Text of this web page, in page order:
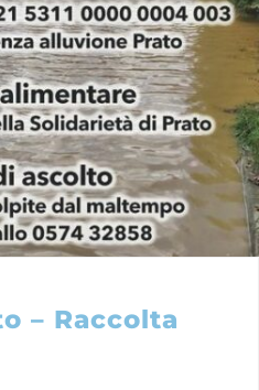
– Raccolta